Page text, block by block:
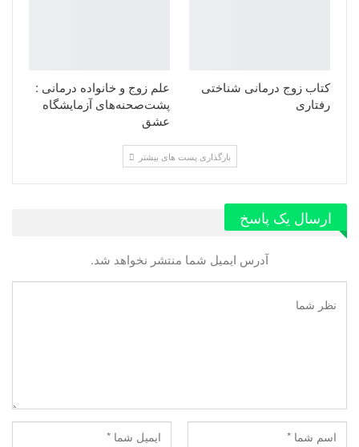
کتاب زوج درمانی شناختی
رفتاری
علم زوج و خانواده درمانی :
پشت‌صحنه‌های آزمایشگاه
عشق
بارگذاری پست های بیشتر
ارسال یک پاسخ
آدرس ایمیل شما منتشر نخواهد شد.